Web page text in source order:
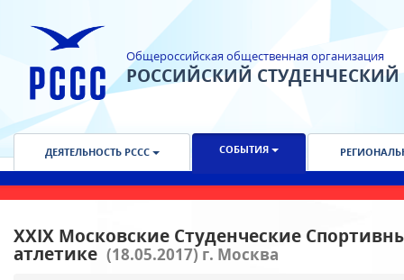
Общероссийская общественная организация
РОССИЙСКИЙ
ДЕЯТЕЛЬНОСТЬ РССС СОБЫТИЯ
XXIX Московские Студенческие
атлетике (18.05.2017) г. Москва